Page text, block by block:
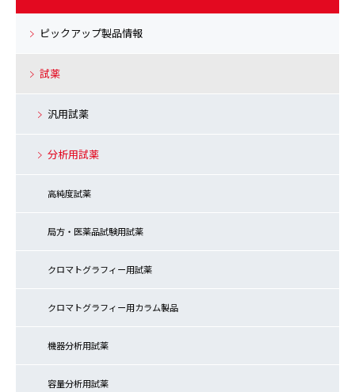
ピックアップ製品情報
試薬
汎用試薬
分析用試薬
高純度試薬
局方・医薬品試験用試薬
クロマトグラフィー用試薬
クロマトグラフィー用カラム製品
機器分析用試薬
容量分析用試薬